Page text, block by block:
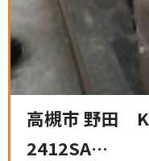
高槻市 野田
2412SA…